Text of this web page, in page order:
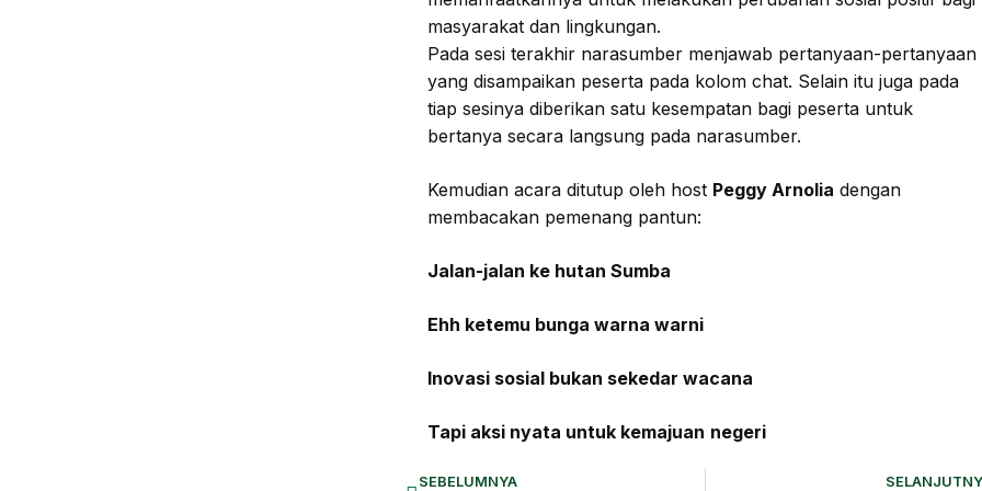
masyarakat dan lingkungan.
Pada sesi terakhir narasumber menjawab pertanyaan-pertanyaan
yang disampaikan peserta pada kolom chat. Selain itu juga pada
tiap sesinya diberikan satu kesempatan bagi peserta untuk
bertanya secara langsung pada narasumber.
Kemudian acara ditutup oleh host Peggy Arnolia dengan
membacakan pemenang pantun:
Jalan-jalan ke hutan Sumba
Ehh ketemu bunga warna warni
Inovasi sosial bukan sekedar wacana
Tapi aksi nyata untuk kemajuan negeri
SEBELUMNYA